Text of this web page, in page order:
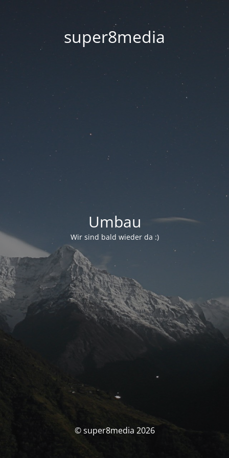
super8media
Umbau
Wir sind bald wieder da :)
© super8media 2026